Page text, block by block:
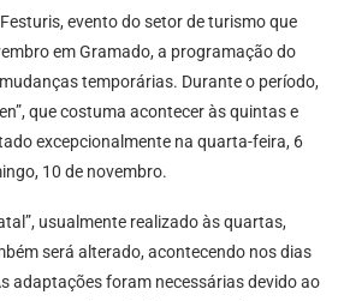
evento do setor de turismo que
em Gramado, a programação do
temporárias. Durante o período,
que costuma acontecer às quintas e
excepcionalmente na quarta-feira, 6
10 de novembro.
usualmente realizado às quartas,
será alterado, acontecendo nos dias
adaptações foram necessárias devido ao